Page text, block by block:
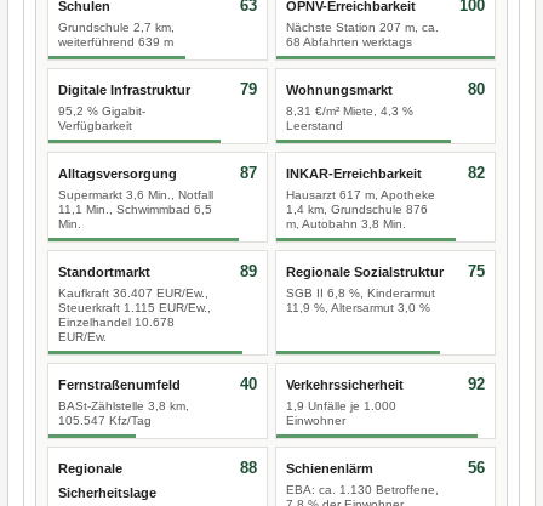
Schulen
Grundschule 2,7 km,
weiterführend 639 m
63 ÖPNV-Erreichbarkeit
Nächste Station 207 m, ca.
68 Abfahrten werktags
100
Digitale Infrastruktur
95,2 % Gigabit-
Verfügbarkeit
79 Wohnungsmarkt
8,31 €/m² Miete, 4,3 %
Leerstand
80
Alltagsversorgung
Supermarkt 3,6 Min., Notfall
11,1 Min., Schwimmbad 6,5
Min.
87 INKAR-Erreichbarkeit
Hausarzt 617 m, Apotheke
1,4 km, Grundschule 876
m, Autobahn 3,8 Min.
82
Standortmarkt
Kaufkraft 36.407 EUR/Ew.,
Steuerkraft 1.115 EUR/Ew.,
Einzelhandel 10.678
EUR/Ew.
89 Regionale Sozialstruktur
SGB II 6,8 %, Kinderarmut
11,9 %, Altersarmut 3,0 %
75
Fernstraßenumfeld
BASt-Zählstelle 3,8 km,
105.547 Kfz/Tag
40 Verkehrssicherheit
1,9 Unfälle je 1.000
Einwohner
92
Regionale
Sicherheitslage
88 Schienenlärm
EBA: ca. 1.130 Betroffene,
56